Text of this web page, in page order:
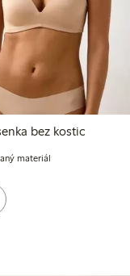
bez kostic
Kč
materiál